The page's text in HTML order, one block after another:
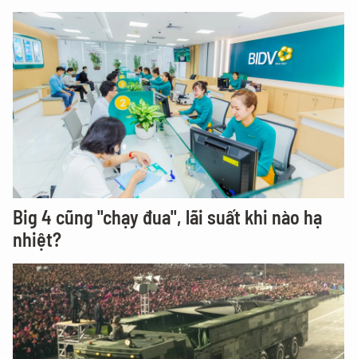
Big 4 cũng "chạy đua", lãi suất khi nào hạ
nhiệt?